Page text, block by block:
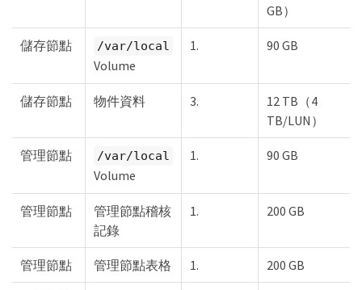
GB）
儲存節點 /var/local
Volume
1. 90 GB
儲存節點 物件資料 3.
12 TB（4
TB/LUN）
管理節點 /var/local
Volume
1. 90 GB
管理節點
管理節點稽核
記錄
1. 200 GB
管理節點 管理節點表格 1. 200 GB